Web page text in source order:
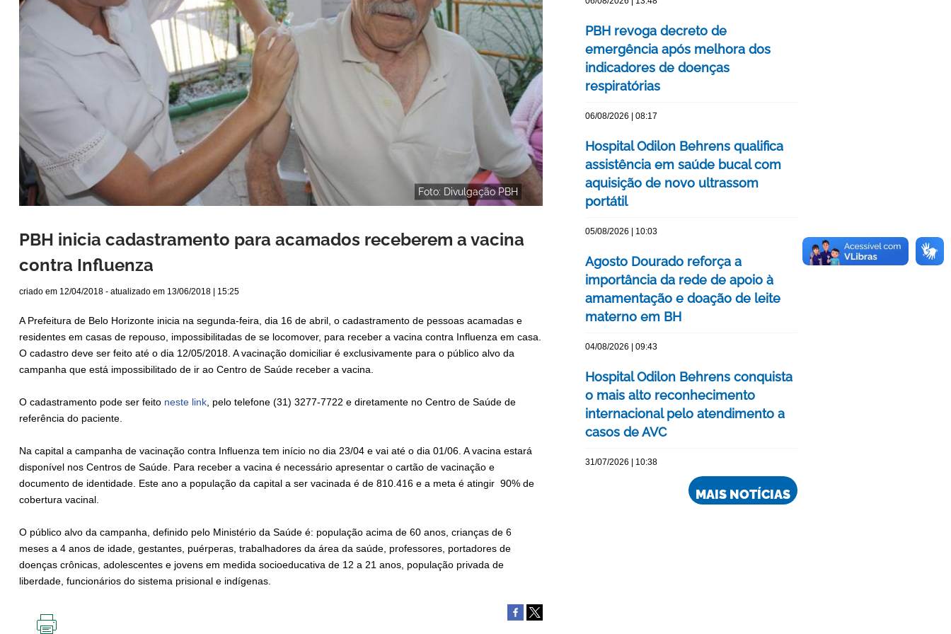
Foto: Divulgação PBH
PBH inicia cadastramento para acamados receberem a vacina
contra Influenza
criado em 12/04/2018 - atualizado em 13/06/2018 | 15:25
A Prefeitura de Belo Horizonte inicia na segunda-feira, dia 16 de abril, o cadastramento de pessoas acamadas e
residentes em casas de repouso, impossibilitadas de se locomover, para receber a vacina contra Influenza em casa.
O cadastro deve ser feito até o dia 12/05/2018. A vacinação domiciliar é exclusivamente para o público alvo da
campanha que está impossibilitado de ir ao Centro de Saúde receber a vacina.
O cadastramento pode ser feito neste link, pelo telefone (31) 3277-7722 e diretamente no Centro de Saúde de
referência do paciente.
Na capital a campanha de vacinação contra Influenza tem início no dia 23/04 e vai até o dia 01/06. A vacina estará
disponível nos Centros de Saúde. Para receber a vacina é necessário apresentar o cartão de vacinação e
documento de identidade. Este ano a população da capital a ser vacinada é de 810.416 e a meta é atingir 90% de
cobertura vacinal.
O público alvo da campanha, definido pelo Ministério da Saúde é: população acima de 60 anos, crianças de 6
meses a 4 anos de idade, gestantes, puérperas, trabalhadores da área da saúde, professores, portadores de
doenças crônicas, adolescentes e jovens em medida socioeducativa de 12 a 21 anos, população privada de
liberdade, funcionários do sistema prisional e indígenas.
PBH revoga decreto de
emergência após melhora dos
indicadores de doenças
respiratórias
06/08/2026 | 08:17
Hospital Odilon Behrens qualifica
assistência em saúde bucal com
aquisição de novo ultrassom
portátil
05/08/2026 | 10:03
Agosto Dourado reforça a
importância da rede de apoio à
amamentação e doação de leite
materno em BH
04/08/2026 | 09:43
Hospital Odilon Behrens conquista
o mais alto reconhecimento
internacional pelo atendimento a
casos de AVC
31/07/2026 | 10:38
MAIS NOTÍCIAS